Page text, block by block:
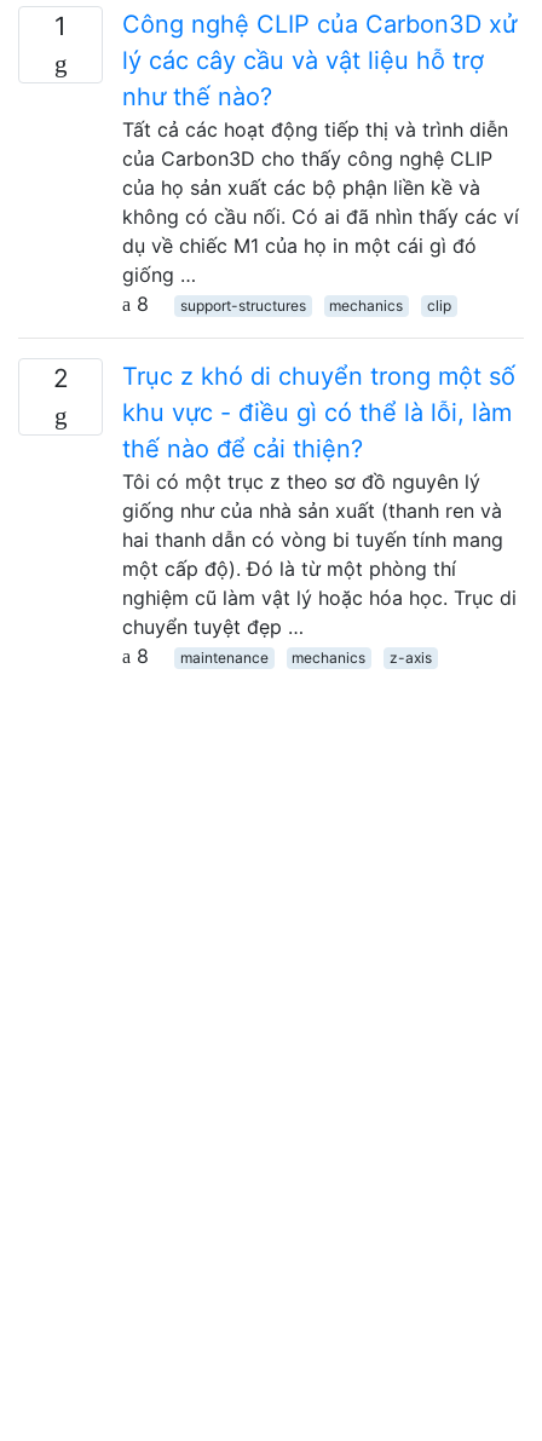
1
Công nghệ CLIP của Carbon3D xử
lý các cây cầu và vật liệu hỗ trợ
như thế nào?
Tất cả các hoạt động tiếp thị và trình diễn
của Carbon3D cho thấy công nghệ CLIP
của họ sản xuất các bộ phận liền kề và
không có cầu nối. Có ai đã nhìn thấy các ví
dụ về chiếc M1 của họ in một cái gì đó
giống …
8
support-structures mechanics clip
2
Trục z khó di chuyển trong một số
khu vực - điều gì có thể là lỗi, làm
thế nào để cải thiện?
Tôi có một trục z theo sơ đồ nguyên lý
giống như của nhà sản xuất (thanh ren và
hai thanh dẫn có vòng bi tuyến tính mang
một cấp độ). Đó là từ một phòng thí
nghiệm cũ làm vật lý hoặc hóa học. Trục di
chuyển tuyệt đẹp …
8
maintenance mechanics z-axis